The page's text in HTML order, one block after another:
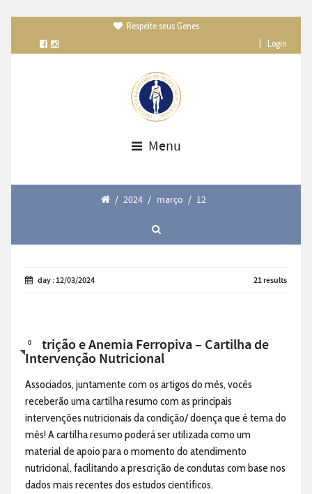
Respeite seus Genes
Login
Menu
/ 2024 / março / 12
day : 12/03/2024 21 results
0
Nutrição e Anemia Ferropiva – Cartilha de
Intervenção Nutricional
Associados, juntamente com os artigos do mês, vocês
receberão uma cartilha resumo com as principais
intervenções nutricionais da condição/ doença que é tema do
mês! A cartilha resumo poderá ser utilizada como um
material de apoio para o momento do atendimento
nutricional, facilitando a prescrição de condutas com base nos
dados mais recentes dos estudos científicos.